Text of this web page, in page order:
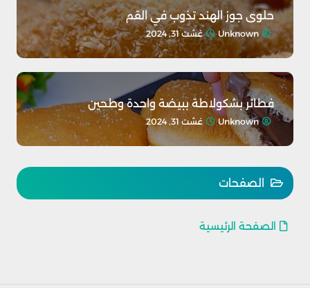
حلوى جوز الهند تذوب في القم
Unknown غشت 31, 2024
فطائر بشكولاطة ببيضة واحدة وطحين
Unknown غشت 31, 2024
الصفحات
الصفحة الرئيسية